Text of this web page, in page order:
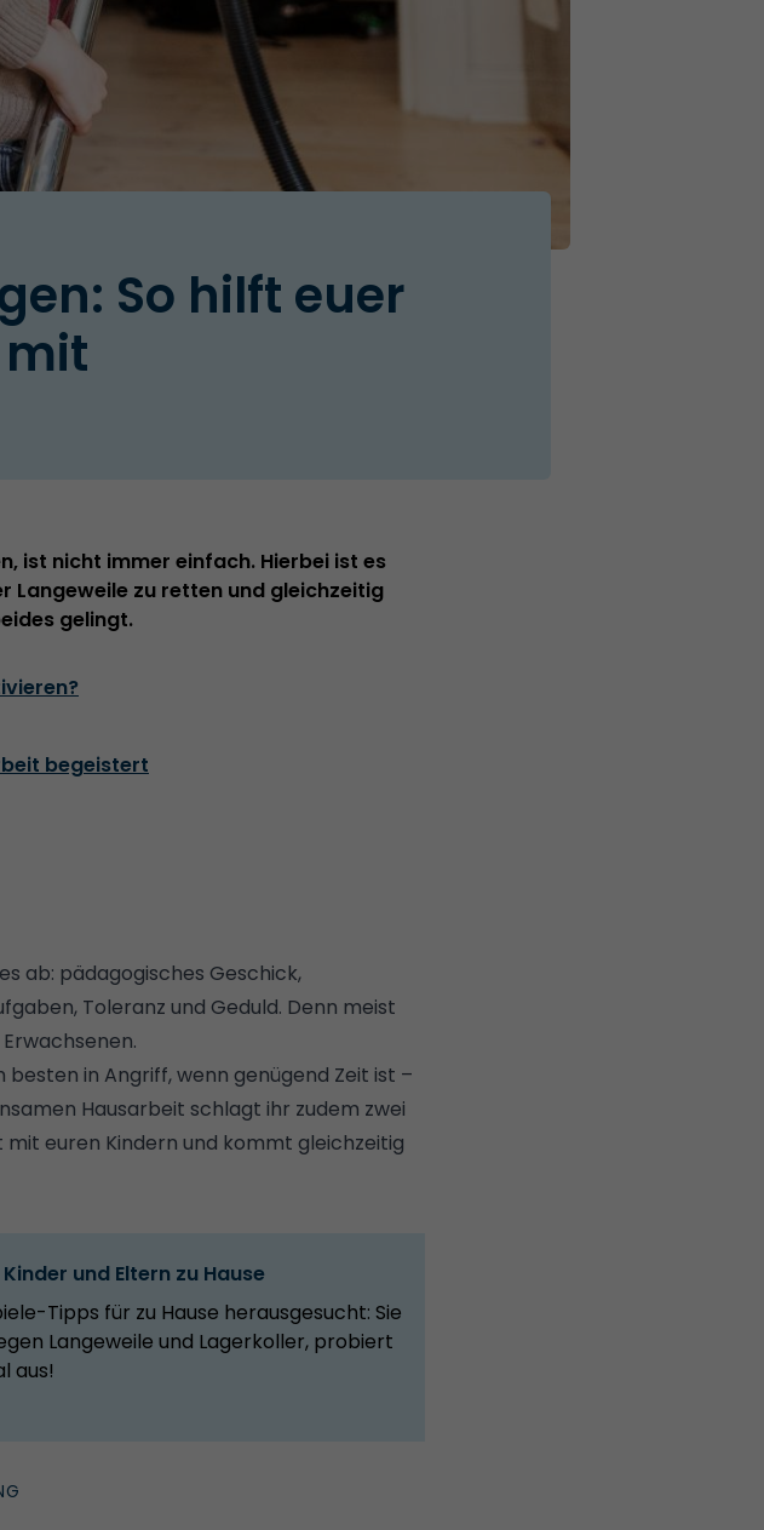
So hilft euer
ist nicht immer einfach. Hierbei ist es
Langeweile zu retten und gleichzeitig
gelingt.
begeistert
ab: pädagogisches Geschick,
Toleranz und Geduld. Denn meist
in Angriff, wenn genügend Zeit ist –
Hausarbeit schlagt ihr zudem zwei
euren Kindern und kommt gleichzeitig
und Eltern zu Hause
Tipps für zu Hause herausgesucht: Sie
Langeweile und Lagerkoller, probiert
aus!